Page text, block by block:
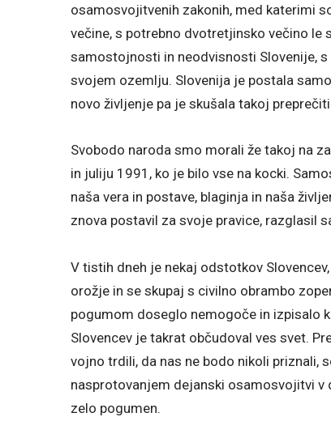
osamosvojitvenih zakonih, med katerimi
večine, s potrebno dvotretjinsko večino le
samostojnosti in neodvisnosti Slovenije,
svojem ozemlju. Slovenija je postala
novo življenje pa je skušala takoj
Svobodo naroda smo morali že takoj na
in juliju 1991, ko je bilo vse na kocki.
naša vera in postave, blaginja in naša
znova postavil za svoje pravice, razglasil
V tistih dneh je nekaj odstotkov
orožje in se skupaj s civilno obrambo
pogumom doseglo nemogoče in izpisalo
Slovencev je takrat občudoval ves svet.
vojno trdili, da nas ne bodo nikoli priznali,
nasprotovanjem dejanski osamosvojitvi v
zelo pogumen.